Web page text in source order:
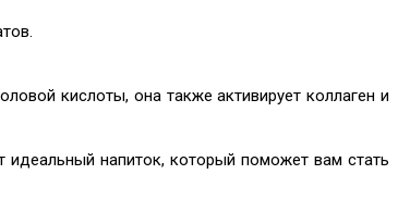
кислоты, она также активирует коллаген и
напиток, который поможет вам стать